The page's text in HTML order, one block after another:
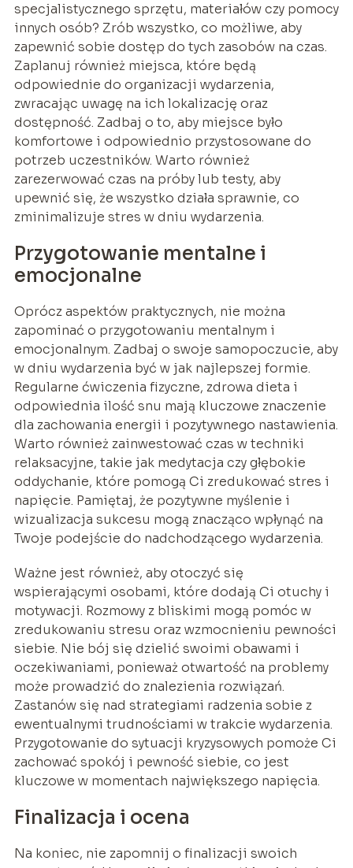
specjalistycznego sprzętu, materiałów czy pomocy
innych osób? Zrób wszystko, co możliwe, aby
zapewnić sobie dostęp do tych zasobów na czas.
Zaplanuj również miejsca, które będą
odpowiednie do organizacji wydarzenia,
zwracając uwagę na ich lokalizację oraz
dostępność. Zadbaj o to, aby miejsce było
komfortowe i odpowiednio przystosowane do
potrzeb uczestników. Warto również
zarezerwować czas na próby lub testy, aby
upewnić się, że wszystko działa sprawnie, co
zminimalizuje stres w dniu wydarzenia.
Przygotowanie mentalne i
emocjonalne
Oprócz aspektów praktycznych, nie można
zapominać o przygotowaniu mentalnym i
emocjonalnym. Zadbaj o swoje samopoczucie, aby
w dniu wydarzenia być w jak najlepszej formie.
Regularne ćwiczenia fizyczne, zdrowa dieta i
odpowiednia ilość snu mają kluczowe znaczenie
dla zachowania energii i pozytywnego nastawienia.
Warto również zainwestować czas w techniki
relaksacyjne, takie jak medytacja czy głębokie
oddychanie, które pomogą Ci zredukować stres i
napięcie. Pamiętaj, że pozytywne myślenie i
wizualizacja sukcesu mogą znacząco wpłynąć na
Twoje podejście do nadchodzącego wydarzenia.
Ważne jest również, aby otoczyć się
wspierającymi osobami, które dodają Ci otuchy i
motywacji. Rozmowy z bliskimi mogą pomóc w
zredukowaniu stresu oraz wzmocnieniu pewności
siebie. Nie bój się dzielić swoimi obawami i
oczekiwaniami, ponieważ otwartość na problemy
może prowadzić do znalezienia rozwiązań.
Zastanów się nad strategiami radzenia sobie z
ewentualnymi trudnościami w trakcie wydarzenia.
Przygotowanie do sytuacji kryzysowych pomoże Ci
zachować spokój i pewność siebie, co jest
kluczowe w momentach największego napięcia.
Finalizacja i ocena
Na koniec, nie zapomnij o finalizacji swoich